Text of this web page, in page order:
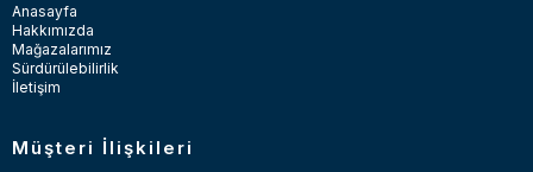
Anasayfa
Hakkımızda
Mağazalarımız
Sürdürülebilirlik
İletişim
Müşteri İlişkileri